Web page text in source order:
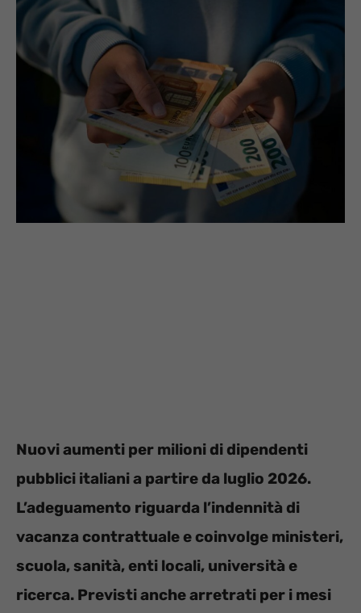
Nuovi aumenti per milioni di dipendenti
pubblici italiani a partire da luglio 2026.
L’adeguamento riguarda l’indennità di
vacanza contrattuale e coinvolge ministeri,
scuola, sanità, enti locali, università e
ricerca. Previsti anche arretrati per i mesi